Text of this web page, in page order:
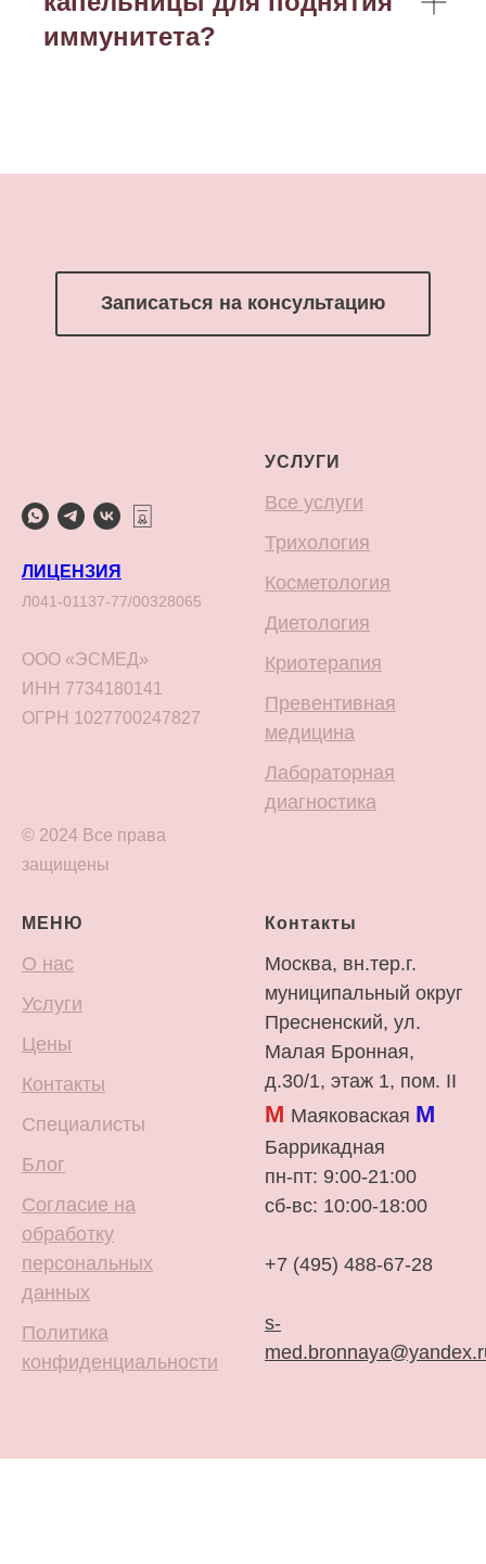
иммунитета?
Записаться на консультацию
ЛИЦЕНЗИЯ
Л041-01137-77/00328065
ООО «ЭСМЕД»
ИНН 7734180141
ОГРН 1027700247827
© 2024 Все права
защищены
УСЛУГИ
Все услуги
Трихология
Косметология
Диетология
Криотерапия
Превентивная
медицина
Лабораторная
диагностика
МЕНЮ
О нас
Услуги
Цены
Контакты
Специалисты
Блог
Согласие на
обработку
персональных
данных
Политика
конфиденциальности
Контакты
Москва, вн.тер.г.
муниципальный округ
Пресненский, ул.
Малая Бронная,
д.30/1, этаж 1, пом. II
М Маяковаская М
Баррикадная
пн-пт: 9:00-21:00
сб-вс: 10:00-18:00
+7 (495) 488-67-28
s-